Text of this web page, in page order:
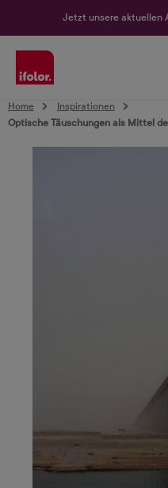
Jetzt unsere aktuellen
Home
Inspirationen
Optische Täuschungen als Mittel